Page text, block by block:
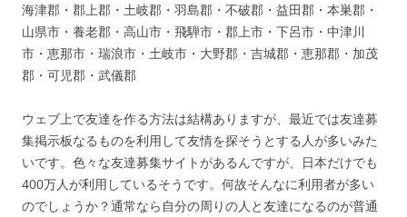
海津郡・郡上郡・土岐郡・羽島郡・不破郡・益田郡・本巣郡・
山県市・養老郡・高山市・飛騨市・郡上市・下呂市・中津川
市・恵那市・瑞浪市・土岐市・大野郡・吉城郡・恵那郡・加茂
郡・可児郡・武儀郡
ウェブ上で友達を作る方法は結構ありますが、最近では友達募
集掲示板なるものを利用して友情を探そうとする人が多いみた
いです。色々な友達募集サイトがあるんですが、日本だけでも
400万人が利用しているそうです。何故そんなに利用者が多い
のでしょうか？通常なら自分の周りの人と友達になるのが普通